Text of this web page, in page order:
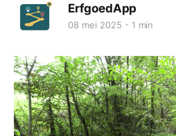
ErfgoedApp
08 mei 2025 1 min